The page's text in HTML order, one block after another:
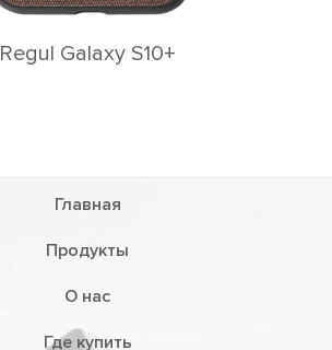
Rеgul Galaxy S10+
Главная
Продукты
О нас
Где купить